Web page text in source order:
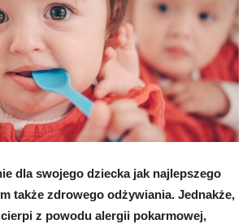
dla swojego dziecka jak najlepszego
także zdrowego odżywiania. Jednakże,
z powodu alergii pokarmowej,